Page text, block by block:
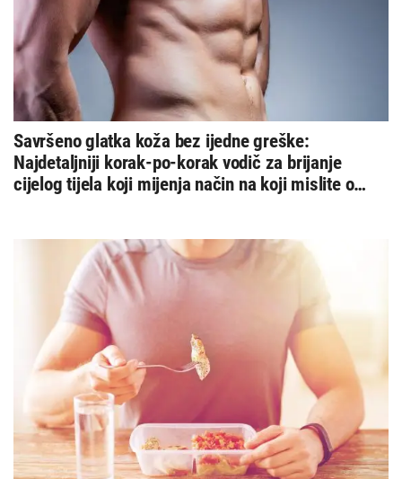
Savršeno glatka koža bez ijedne greške:
Najdetaljniji korak-po-korak vodič za brijanje
cijelog tijela koji mijenja način na koji mislite o